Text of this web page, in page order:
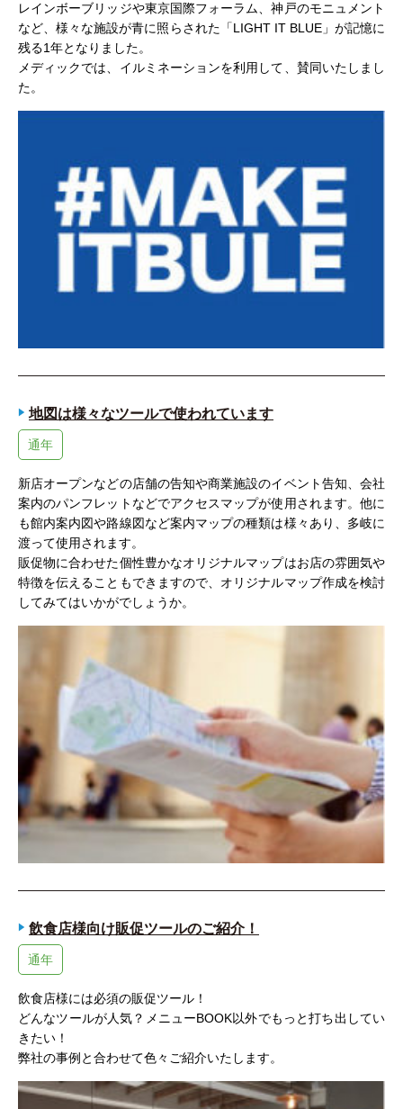
レインボーブリッジや東京国際フォーラム、神戸のモニュメント
など、様々な施設が青に照らされた「LIGHT IT BLUE」が記憶に
残る1年となりました。
メディックでは、イルミネーションを利用して、賛同いたしまし
た。
地図は様々なツールで使われています
通年
新店オープンなどの店舗の告知や商業施設のイベント告知、会社
案内のパンフレットなどでアクセスマップが使用されます。他に
も館内案内図や路線図など案内マップの種類は様々あり、多岐に
渡って使用されます。
販促物に合わせた個性豊かなオリジナルマップはお店の雰囲気や
特徴を伝えることもできますので、オリジナルマップ作成を検討
してみてはいかがでしょうか。
飲食店様向け販促ツールのご紹介！
通年
飲食店様には必須の販促ツール！
どんなツールが人気？メニューBOOK以外でもっと打ち出してい
きたい！
弊社の事例と合わせて色々ご紹介いたします。